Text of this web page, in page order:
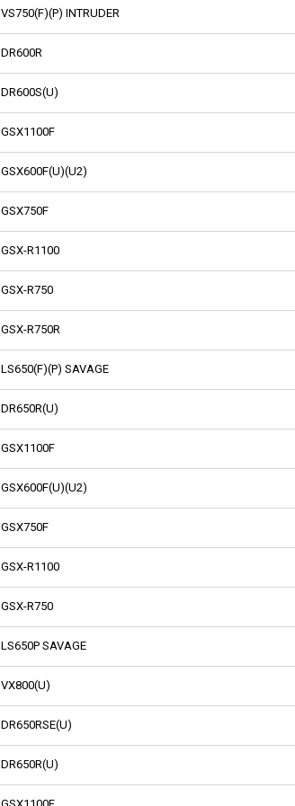
VS750(F)(P) INTRUDER
DR600R
DR600S(U)
GSX1100F
GSX600F(U)(U2)
GSX750F
GSX-R1100
GSX-R750
GSX-R750R
LS650(F)(P) SAVAGE
DR650R(U)
GSX1100F
GSX600F(U)(U2)
GSX750F
GSX-R1100
GSX-R750
LS650P SAVAGE
VX800(U)
DR650RSE(U)
DR650R(U)
GSX1100F